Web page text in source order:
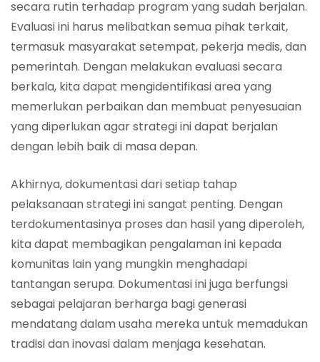
secara rutin terhadap program yang sudah berjalan.
Evaluasi ini harus melibatkan semua pihak terkait,
termasuk masyarakat setempat, pekerja medis, dan
pemerintah. Dengan melakukan evaluasi secara
berkala, kita dapat mengidentifikasi area yang
memerlukan perbaikan dan membuat penyesuaian
yang diperlukan agar strategi ini dapat berjalan
dengan lebih baik di masa depan.
Akhirnya, dokumentasi dari setiap tahap
pelaksanaan strategi ini sangat penting. Dengan
terdokumentasinya proses dan hasil yang diperoleh,
kita dapat membagikan pengalaman ini kepada
komunitas lain yang mungkin menghadapi
tantangan serupa. Dokumentasi ini juga berfungsi
sebagai pelajaran berharga bagi generasi
mendatang dalam usaha mereka untuk memadukan
tradisi dan inovasi dalam menjaga kesehatan.